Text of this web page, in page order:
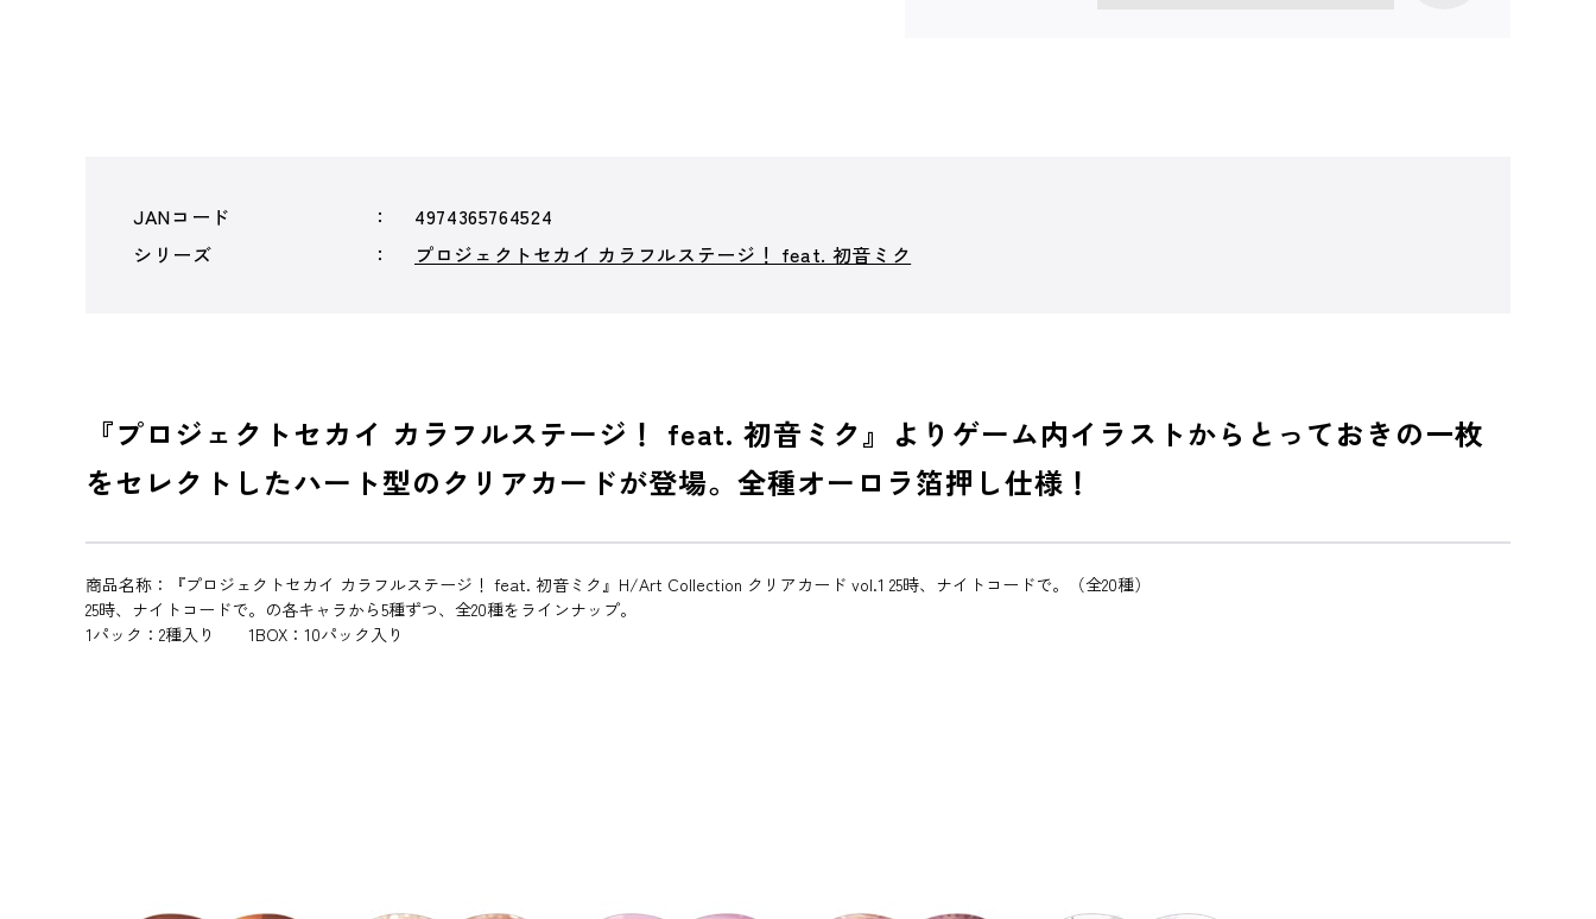
JANコード
4974365764524
シリーズ
プロジェクトセカイ カラフルステージ！ feat. 初音ミク
『プロジェクトセカイ カラフルステージ！ feat. 初音ミク』よりゲーム内イラストからとっておきの一枚
をセレクトしたハート型のクリアカードが登場。全種オーロラ箔押し仕様！
商品名称：『プロジェクトセカイ カラフルステージ！ feat. 初音ミク』H/Art Collection クリアカード vol.1 25時、ナイトコードで。（全20種）
25時、ナイトコードで。の各キャラから5種ずつ、全20種をラインナップ。
1パック：2種入り 1BOX：10パック入り